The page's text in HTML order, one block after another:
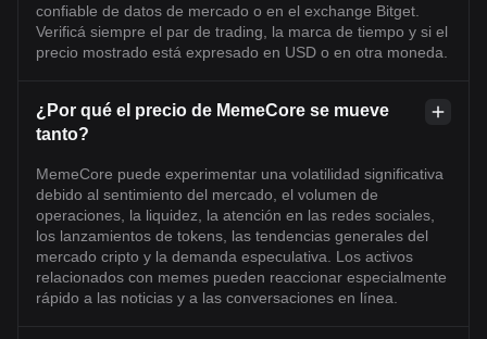
confiable de datos de mercado o en el exchange Bitget.
Verificá siempre el par de trading, la marca de tiempo y si el
precio mostrado está expresado en USD o en otra moneda.
¿Por qué el precio de MemeCore se mueve
tanto?
MemeCore puede experimentar una volatilidad significativa
debido al sentimiento del mercado, el volumen de
operaciones, la liquidez, la atención en las redes sociales,
los lanzamientos de tokens, las tendencias generales del
mercado cripto y la demanda especulativa. Los activos
relacionados con memes pueden reaccionar especialmente
rápido a las noticias y a las conversaciones en línea.